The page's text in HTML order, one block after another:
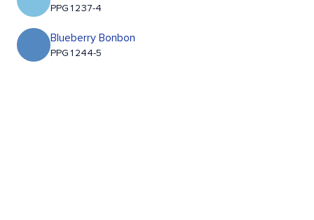
PPG1237-4
Blueberry Bonbon
PPG1244-5